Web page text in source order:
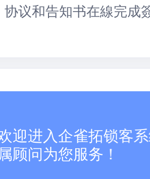
协议和告知书在線完成
成後自動歸档，方便後
迎进入企雀拓锁客
属顾问为您服务！